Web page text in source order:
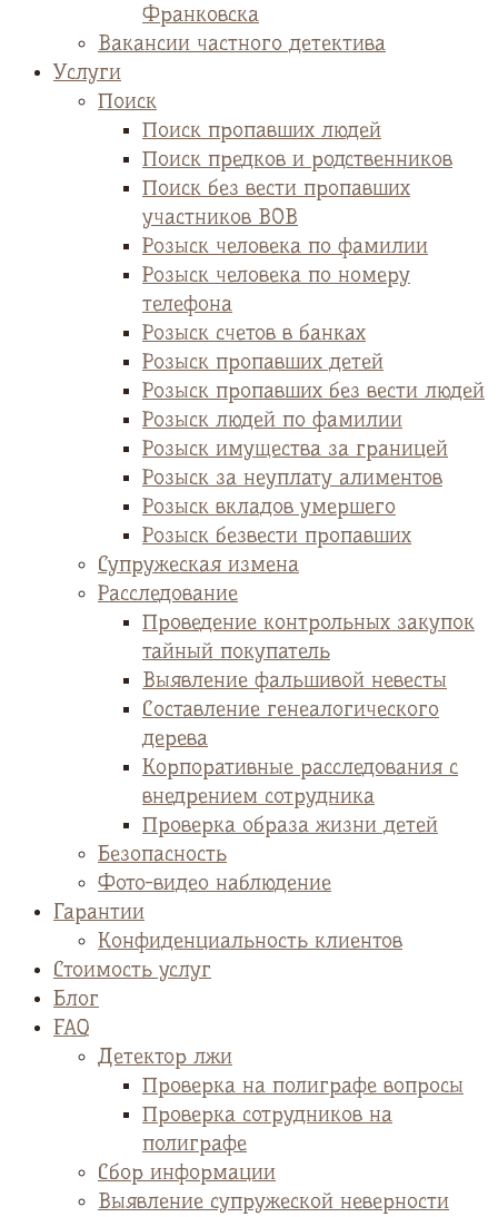
Франковска
Вакансии частного детектива
Услуги
Поиск
Поиск пропавших людей
Поиск предков и родственников
Поиск без вести пропавших
участников ВОВ
Розыск человека по фамилии
Розыск человека по номеру
телефона
Розыск счетов в банках
Розыск пропавших детей
Розыск пропавших без вести людей
Розыск людей по фамилии
Розыск имущества за границей
Розыск за неуплату алиментов
Розыск вкладов умершего
Розыск безвести пропавших
Супружеская измена
Расследование
Проведение контрольных закупок
тайный покупатель
Выявление фальшивой невесты
Cоставление генеалогического
дерева
Корпоративные расследования с
внедрением сотрудника
Проверка образа жизни детей
Безопасность
Фото-видео наблюдение
Гарантии
Конфиденциальность клиентов
Стоимость услуг
Блог
FAQ
Детектор лжи
Проверка на полиграфе вопросы
Проверка сотрудников на
полиграфе
Сбор информации
Выявление супружеской неверности